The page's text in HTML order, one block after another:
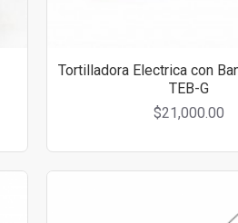
Tortilladora Electrica con
TEB-G
$21,000.00